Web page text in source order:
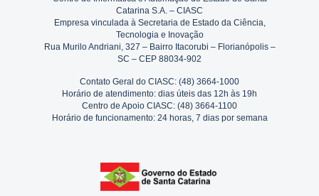
Catarina S.A. – CIASC
Empresa vinculada à Secretaria de Estado da Ciência,
Tecnologia e Inovação
Rua Murilo Andriani, 327 – Bairro Itacorubi – Florianópolis –
SC – CEP 88034-902
Contato Geral do CIASC: (48) 3664-1000
Horário de atendimento: dias úteis das 12h às 19h
Centro de Apoio CIASC: (48) 3664-1100
Horário de funcionamento: 24 horas, 7 dias por semana